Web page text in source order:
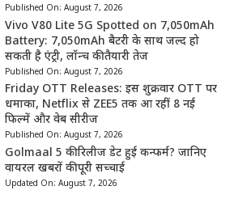
Published On: August 7, 2026
Vivo V80 Lite 5G Spotted on 7,050mAh
Battery: 7,050mAh बैटरी के साथ जल्द हो
सकती है एंट्री, लॉन्च की तैयारी तेज
Published On: August 7, 2026
Friday OTT Releases: इस शुक्रवार OTT पर
धमाका, Netflix से ZEE5 तक आ रहीं 8 नई
फिल्में और वेब सीरीज
Published On: August 7, 2026
Golmaal 5 की रिलीज डेट हुई कन्फर्म? जानिए
वायरल खबरों की पूरी सच्चाई
Updated On: August 7, 2026